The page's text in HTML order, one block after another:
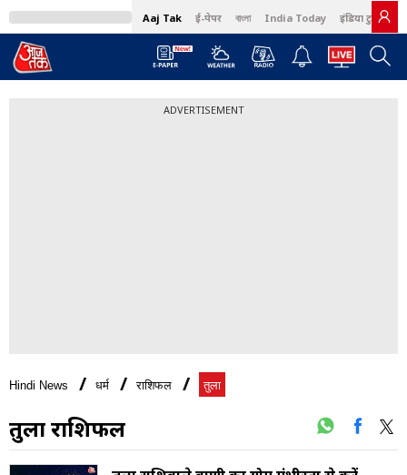
Aaj Tak ई-पेपर বাংলা India Today इंडिया टुडे हिंदी
ADVERTISEMENT
Hindi News धर्म राशिफल तुला
तुला राशिफल